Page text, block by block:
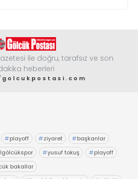
ile doğru, tarafsız ve son
heberleri
#playoff #ziyaret #başkanlar
#yusuf tokuş #playoff
bakallar